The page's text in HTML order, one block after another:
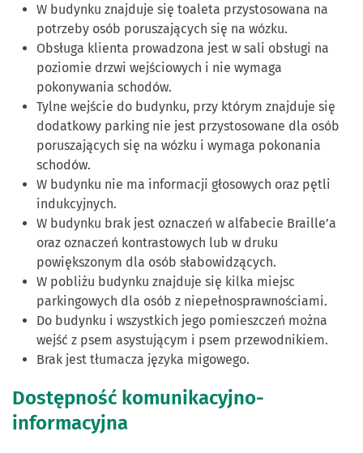
W budynku znajduje się toaleta przystosowana na
potrzeby osób poruszających się na wózku.
Obsługa klienta prowadzona jest w sali obsługi na
poziomie drzwi wejściowych i nie wymaga
pokonywania schodów.
Tylne wejście do budynku, przy którym znajduje się
dodatkowy parking nie jest przystosowane dla osób
poruszających się na wózku i wymaga pokonania
schodów.
W budynku nie ma informacji głosowych oraz pętli
indukcyjnych.
W budynku brak jest oznaczeń w alfabecie Braille’a
oraz oznaczeń kontrastowych lub w druku
powiększonym dla osób słabowidzących.
W pobliżu budynku znajduje się kilka miejsc
parkingowych dla osób z niepełnosprawnościami.
Do budynku i wszystkich jego pomieszczeń można
wejść z psem asystującym i psem przewodnikiem.
Brak jest tłumacza języka migowego.
Dostępność komunikacyjno-
informacyjna